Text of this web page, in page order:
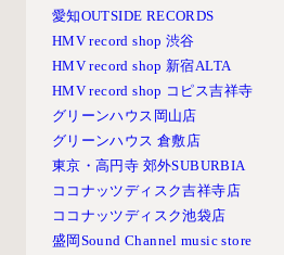
愛知OUTSIDE RECORDS
HMV record shop 渋谷
HMV record shop 新宿ALTA
HMV record shop コピス吉祥寺
グリーンハウス岡山店
グリーンハウス 倉敷店
東京・高円寺 郊外SUBURBIA
ココナッツディスク吉祥寺店
ココナッツディスク池袋店
盛岡Sound Channel music store